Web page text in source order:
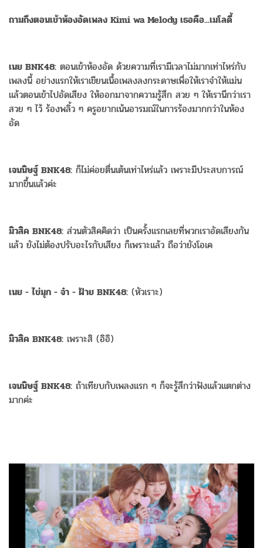
ถามถึงตอนเข้าห้องอัดเพลง Kimi wa Melody เธอคือ...เมโลดี้
เนย BNK48: ตอนเข้าห้องอัด ด้วยความที่เรามีเวลาไม่มากเท่าไหร่กับ
เพลงนี้ อย่างแรกให้เราเขียนเนื้อเพลงลงกระดาษเพื่อให้เราจำให้แม่น
แล้วตอนเข้าไปอัดเสียง ให้ออกมาจากความรู้สึก สวย ๆ ให้เรานึกว่าเรา
สวย ๆ ไว้ ร้องพลิ้ว ๆ ครูอยากเน้นอารมณ์ในการร้องมากกว่าในห้อง
อัด
เจนนิษฐ์ BNK48: ก็ไม่ค่อยตื่นเต้นเท่าไหร่แล้ว เพราะมีประสบการณ์
มากขึ้นแล้วค่ะ
มิวสิค BNK48: ส่วนตัวสิคคิดว่า เป็นครั้งแรกเลยที่พวกเราอัดเสียงกัน
แล้ว ยังไม่ต้องปรับอะไรกับเสียง ก็เพราะแล้ว ถือว่ายังโอเค
เนย - ไข่มุก - จ๋า - ฝ้าย BNK48: (หัวเราะ)
มิวสิค BNK48: เพราะสิ (อิอิ)
เจนนิษฐ์ BNK48: ถ้าเทียบกับเพลงแรก ๆ ก็จะรู้สึกว่าฟังแล้วแตกต่าง
มากค่ะ